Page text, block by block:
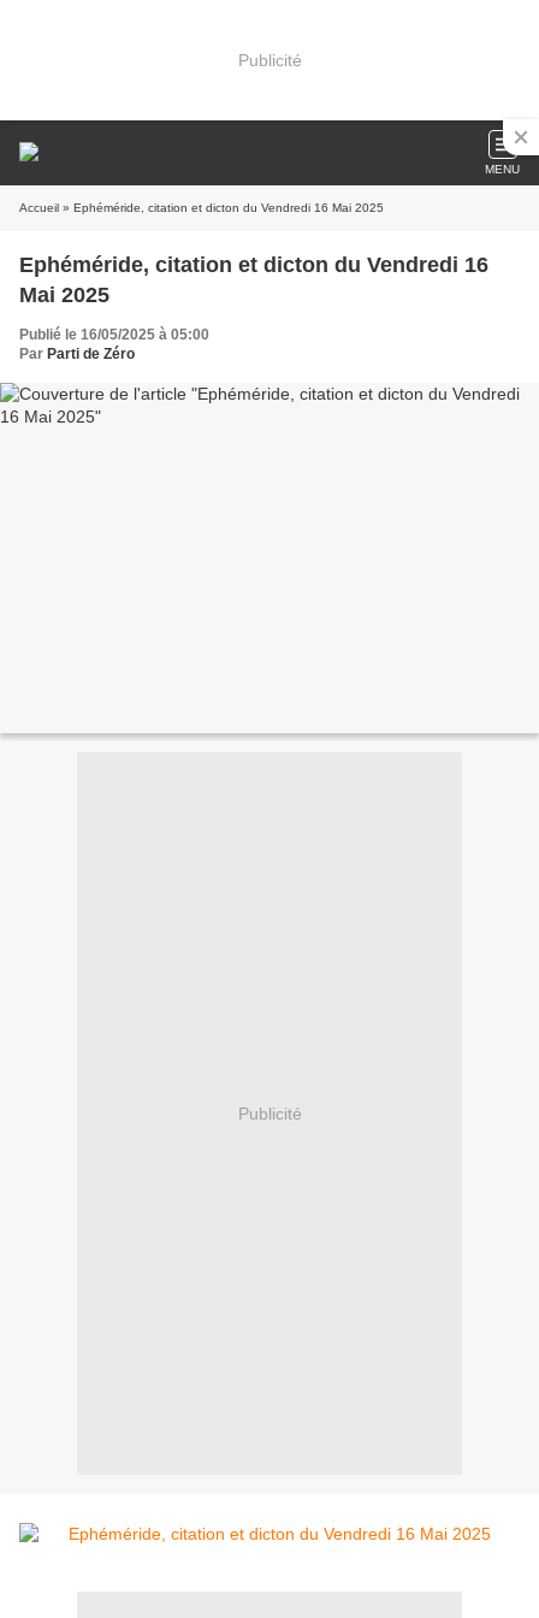
Publicité
MENU
Accueil » Ephéméride, citation et dicton du Vendredi 16 Mai 2025
Ephéméride, citation et dicton du Vendredi 16
Mai 2025
Publié le 16/05/2025 à 05:00
Par Parti de Zéro
Publicité